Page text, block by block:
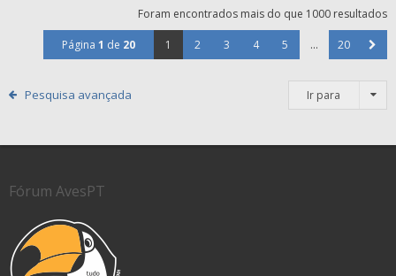
Foram encontrados mais do que 1000 resultados
Página 1 de 20 1 2 3 4 5 ... 20
Pesquisa avançada Ir para
Fórum AvesPT